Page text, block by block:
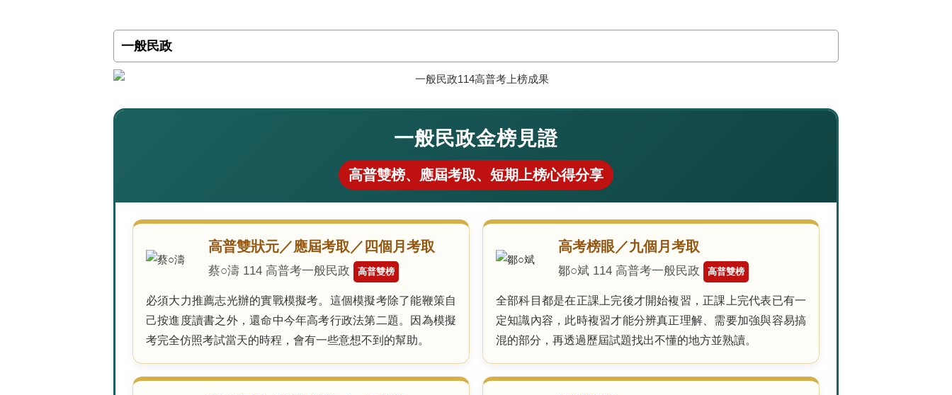
一般民政
一般民政金榜見證
高普雙榜、應屆考取、短期上榜心得分享
高普雙狀元／應屆考取／四個月考取
蔡○濤 114 高普考一般民政 高普雙榜
必須大力推薦志光辦的實戰模擬考。這個模擬考除了能鞭策自
己按進度讀書之外，還命中今年高考行政法第二題。因為模擬
考完全仿照考試當天的時程，會有一些意想不到的幫助。
高考榜眼／九個月考取
鄒○斌 114 高普考一般民政 高普雙榜
全部科目都是在正課上完後才開始複習，正課上完代表已有一
定知識內容，此時複習才能分辨真正理解、需要加強與容易搞
混的部分，再透過歷屆試題找出不懂的地方並熟讀。